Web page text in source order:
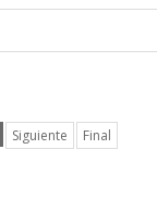
Siguiente Final